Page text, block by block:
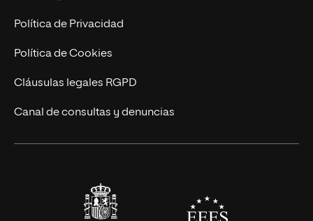
Postgrados
Cursos Universitarios
Trabaja en UNIR
Actualidad
UNIR Revista
Eventos
Política de Privacidad
Política de Cookies
Cláusulas legales RGPD
Canal de consultas y denuncias